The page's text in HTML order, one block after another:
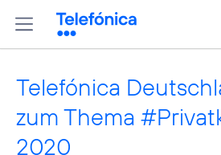
Telefónica
zum Thema
2020